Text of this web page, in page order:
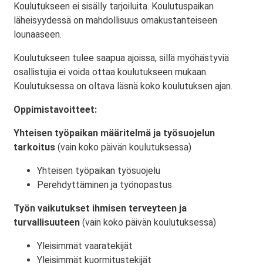
Koulutukseen ei sisälly tarjoiluita. Koulutuspaikan
läheisyydessä on mahdollisuus omakustanteiseen
lounaaseen.
Koulutukseen tulee saapua ajoissa, sillä myöhästyviä
osallistujia ei voida ottaa koulutukseen mukaan.
Koulutuksessa on oltava läsnä koko koulutuksen ajan.
Oppimistavoitteet:
Yhteisen työpaikan määritelmä ja työsuojelun
tarkoitus (vain koko päivän koulutuksessa)
Yhteisen työpaikan työsuojelu
Perehdyttäminen ja työnopastus
Työn vaikutukset ihmisen terveyteen ja
turvallisuuteen (vain koko päivän koulutuksessa)
Yleisimmät vaaratekijät
Yleisimmät kuormitustekijät